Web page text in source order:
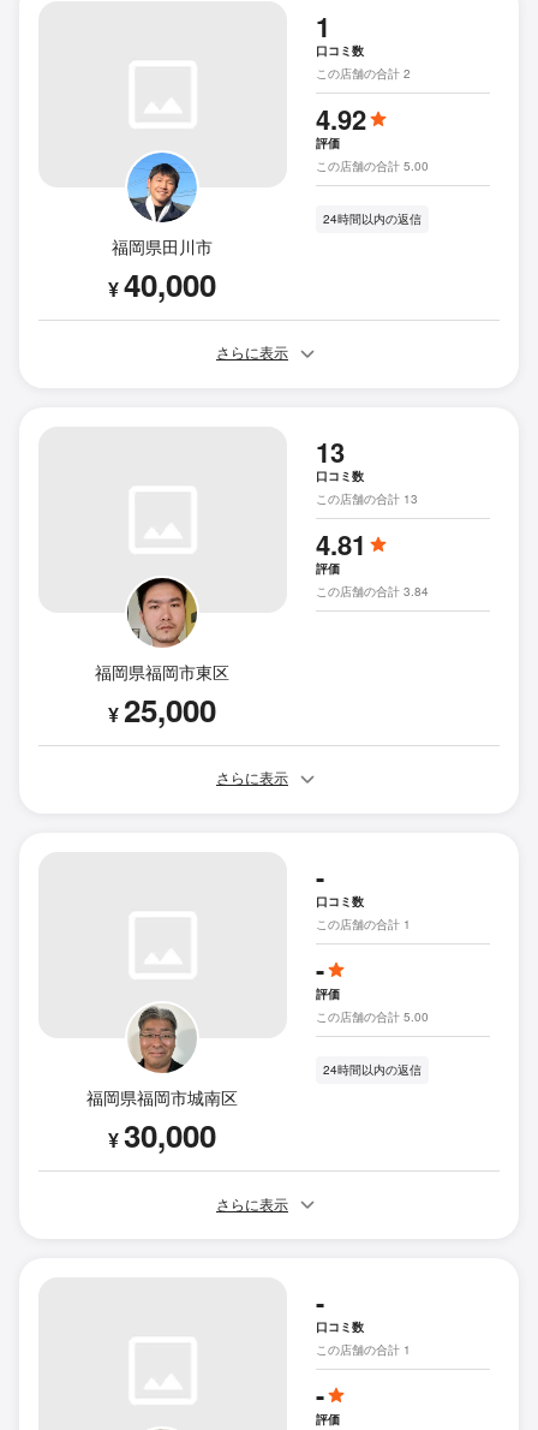
福岡県田川市
¥40,000
1
口コミ数
この店舗の合計 2
4.92
評価
この店舗の合計 5.00
24時間以内の返信
さらに表示
福岡県福岡市東区
¥25,000
13
口コミ数
この店舗の合計 13
4.81
評価
この店舗の合計 3.84
さらに表示
福岡県福岡市城南区
¥30,000
-
口コミ数
この店舗の合計 1
-
評価
この店舗の合計 5.00
24時間以内の返信
さらに表示
-
口コミ数
この店舗の合計 1
-
評価